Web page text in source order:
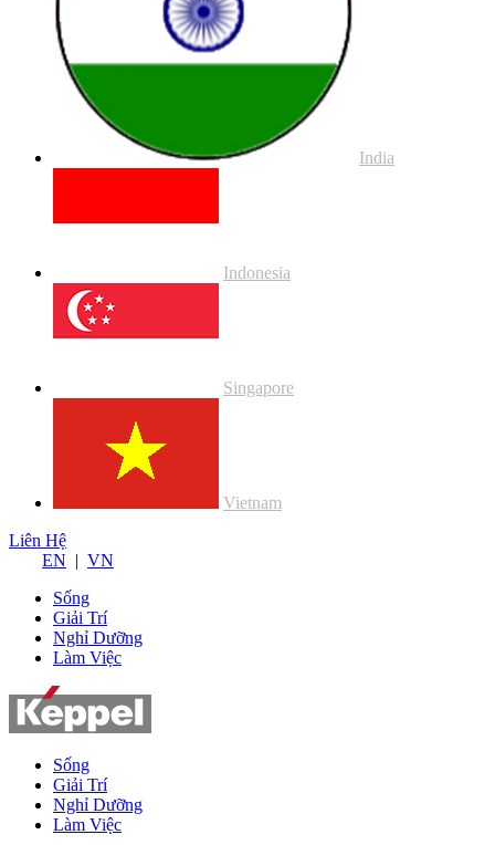
India
Indonesia
Singapore
Vietnam
Liên Hệ
EN | VN
Sống
Giải Trí
Nghỉ Dưỡng
Làm Việc
Sống
Giải Trí
Nghỉ Dưỡng
Làm Việc